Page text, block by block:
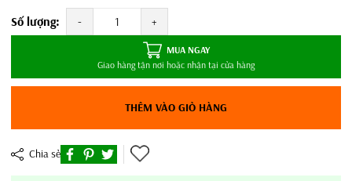
Số lượng: - +
MUA NGAY
Giao hàng tận nơi hoặc nhận tại cửa hàng
THÊM VÀO GIỎ HÀNG
Chia sẻ